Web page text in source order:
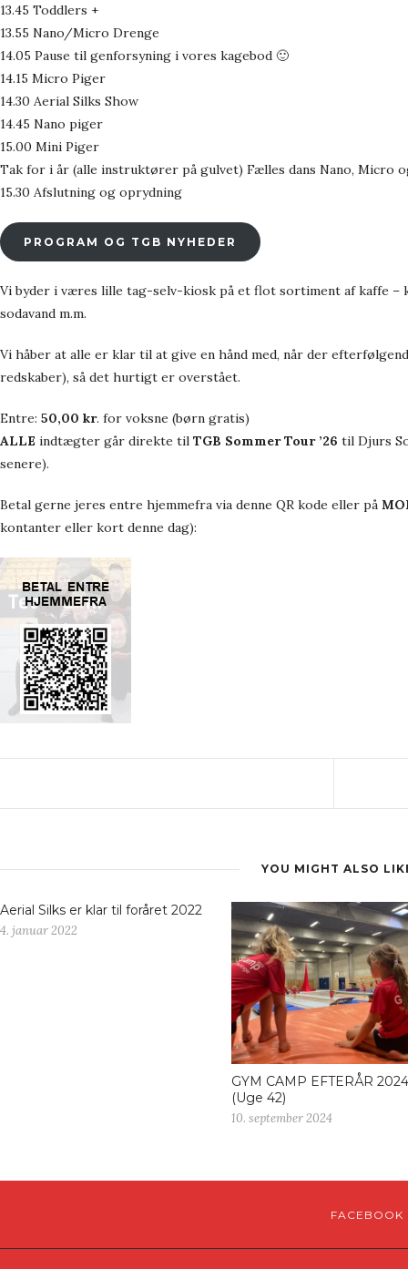
13.45 Toddlers +
13.55 Nano/Micro Drenge
14.05 Pause til genforsyning i vores kagebod 🙂
14.15 Micro Piger
14.30 Aerial Silks Show
14.45 Nano piger
15.00 Mini Piger
Tak for i år (alle instruktører på gulvet) Fælles dans Nano, Micro
15.30 Afslutning og oprydning
PROGRAM OG TGB NYHEDER
Vi byder i væres lille tag-selv-kiosk på et flot sortiment af kaffe –
sodavand m.m.
Vi håber at alle er klar til at give en hånd med, når der
redskaber), så det hurtigt er overstået.
Entre: 50,00 kr. for voksne (børn gratis)
ALLE indtægter går direkte til TGB Sommer Tour ’26 til Djurs
senere).
Betal gerne jeres entre hjemmefra via denne QR kode eller på
kontanter eller kort denne dag):
YOU MIGHT ALSO
Aerial Silks er klar til foråret 2022
4. januar 2022
GYM CAMP EFTERÅR 2024
(Uge 42)
10. september 2024
FACEBOOK